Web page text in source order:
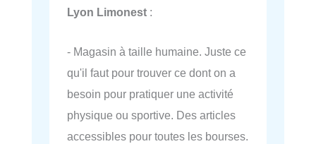
Lyon Limonest :
- Magasin à taille humaine. Juste ce
qu'il faut pour trouver ce dont on a
besoin pour pratiquer une activité
physique ou sportive. Des articles
accessibles pour toutes les bourses.